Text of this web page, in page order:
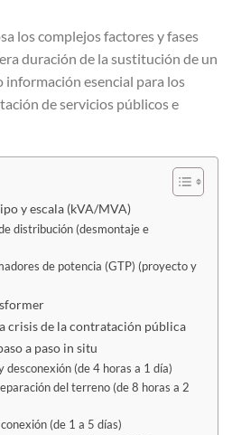
los complejos factores y fases
duración de la sustitución de un
esencial para los
de servicios públicos e
y escala (kVA/MVA)
distribución (desmontaje e
de potencia (GTP) (proyecto y
crisis de la contratación pública
a paso in situ
desconexión (de 4 horas a 1 día)
del terreno (de 8 horas a 2
(de 1 a 5 días)